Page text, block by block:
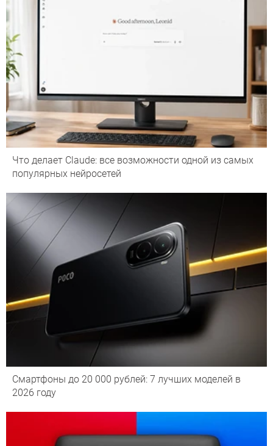
Что делает Сlaude: все возможности одной из самых
популярных нейросетей
Смартфоны до 20 000 рублей: 7 лучших моделей в
2026 году